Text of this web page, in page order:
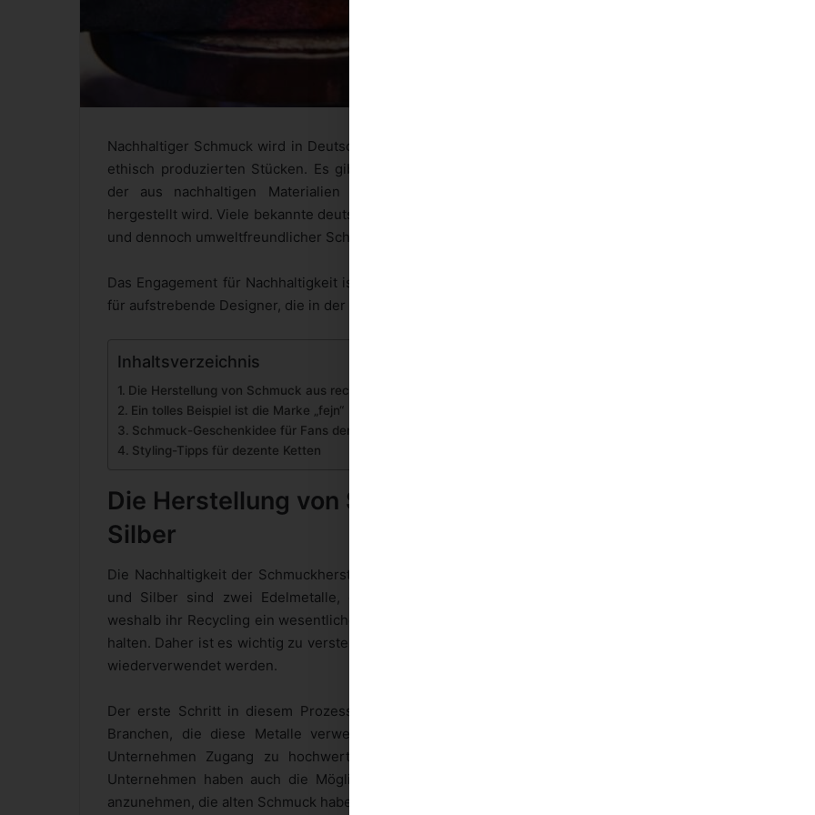
Nachhaltiger Schmuck wird in Deutschland immer beliebter, viele Unternehmen verpflichten sich zu
ethisch produzierten Stücken. Es gibt einen wachsenden Trend zu umweltfreundlichem Schmuck,
der aus nachhaltigen Materialien hergestellt und unter Berücksichtigung der Nachhaltigkeit
hergestellt wird. Viele bekannte deutsche Schmuckmarken sind führend bei der Herstellung stilvoller
und dennoch umweltfreundlicher Schmuckstücke.
Das Engagement für Nachhaltigkeit ist für viele der etablierten deutschen Schmuckhersteller sowie
für aufstrebende Designer, die in der Branche Wellen schlagen, tief verwurzelt.
Inhaltsverzeichnis
Die Herstellung von Schmuck aus recycelten Gold und Silber
Ein tolles Beispiel ist die Marke „fejn“
Schmuck-Geschenkidee für Fans der Nachhaltigkeit
Styling-Tipps für dezente Ketten
Die Herstellung von Schmuck aus recycelten Gold und
Silber
Die Nachhaltigkeit der Schmuckherstellung ist ein Schlüsselthema in unserer modernen Welt. Gold
und Silber sind zwei Edelmetalle, die in der gesamten Branche ausgiebig verwendet werden,
weshalb ihr Recycling ein wesentlicher Bestandteil ist, um mit der wachsenden Nachfrage Schritt zu
halten. Daher ist es wichtig zu verstehen, wie Gold und Silber erfolgreich in der Schmuckherstellung
wiederverwendet werden.
Der erste Schritt in diesem Prozess ist die Beschaffung von recycelten Materialien aus anderen
Branchen, die diese Metalle verwenden. Bei richtiger Durchführung verschafft dieser Prozess
Unternehmen Zugang zu hochwertigem Metall zu einem Bruchteil der Kosten von Neuware.
Unternehmen haben auch die Möglichkeit, Altmetall zu kaufen oder sogar Spenden von Kunden
anzunehmen, die alten Schmuck haben, den sie nicht mehr tragen.